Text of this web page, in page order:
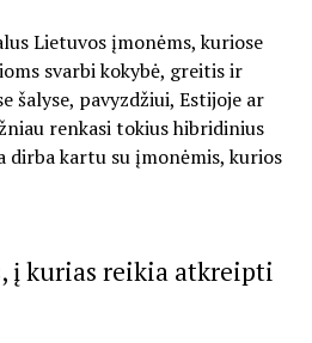
Lietuvos įmonėms, kuriose
svarbi kokybė, greitis ir
šalyse, pavyzdžiui, Estijoje ar
renkasi tokius hibridinius
dirba kartu su įmonėmis, kurios
į kurias reikia atkreipti